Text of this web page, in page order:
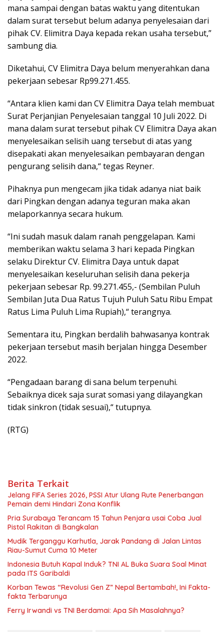
mana sampai dengan batas waktu yang ditentukan
dalam surat tersebut belum adanya penyelesaian dari
pihak CV. Elimitra Daya kepada rekan usaha tersebut,”
sambung dia.
Diketahui, CV Elimitra Daya belum menyerahkan dana
pekerjaan sebesar Rp99.271.455.
“Antara klien kami dan CV Elimitra Daya telah membuat
Surat Perjanjian Penyelesaian tanggal 10 Juli 2022. Di
mana dalam surat tersebut pihak CV Elimitra Daya akan
menyelesaikan selisih uang tersebut di atas yang
disepakati akan menyelesaikan pembayaran dengan
pengurang selisih dana,“ tegas Reyner.
Pihaknya pun mengecam jika tidak adanya niat baik
dari Pingkan dengan adanya teguran maka akan
melaporkannya secara hukum.
“Ini sudah masuk dalam ranah penggelapan. Kami
memberikan waktu selama 3 hari kepada Pingkan
selaku Direktur CV. Elimitra Daya untuk dapat
menyelesaikan keseluruhan selisih dana pekerja
pekerjaan sebesar Rp. 99.271.455,- (Sembilan Puluh
Sembilan Juta Dua Ratus Tujuh Puluh Satu Ribu Empat
Ratus Lima Puluh Lima Rupiah),“ terangnya.
Sementara itu, Pingkan berdalih bahwasanya kontrak
pekerjaan tersebut masih berjalan hingga Desember
2022.
“Pengadaan barang di sana belum terpenuhi.
Sebaiknya dicek saja surat somasi yang dilayangkan
tidak sinkron (tidak sesuai),“ tutupnya.
(RTG)
Berita Terkait
Jelang FIFA Series 2026, PSSI Atur Ulang Rute Penerbangan
Pemain demi Hindari Zona Konflik
Pria Surabaya Terancam 15 Tahun Penjara usai Coba Jual
Pistol Rakitan di Bangkalan
Mudik Terganggu Karhutla, Jarak Pandang di Jalan Lintas
Riau-Sumut Cuma 10 Meter
Indonesia Butuh Kapal Induk? TNI AL Buka Suara Soal Minat
pada ITS Garibaldi
Korban Tewas “Revolusi Gen Z” Nepal Bertambah!, Ini Fakta-
fakta Terbarunya
Ferry Irwandi vs TNI Berdamai: Apa Sih Masalahnya?